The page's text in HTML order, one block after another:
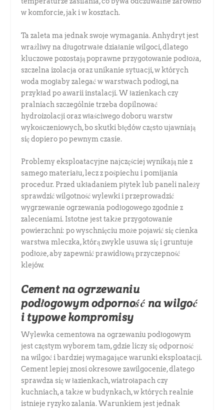
w komforcie, jak i w kosztach.
Ta zaleta ma jednak swoje wymagania. Anhydryt jest
wrażliwy na długotrwałe działanie wilgoci, dlatego
kluczowe pozostają poprawne przygotowanie podłoża,
szczelna izolacja oraz unikanie sytuacji, w których
woda mogłaby zalegać w warstwach podłogi, na
przykład po awarii instalacji. W łazienkach czy
pralniach szczególnie trzeba dopilnować
hydroizolacji oraz właściwego doboru warstw
wykończeniowych, bo skutki błędów często ujawniają
się dopiero po pewnym czasie.
Problemy eksploatacyjne najczęściej wynikają nie z
samego materiału, lecz z pośpiechu i pomijania
procedur. Przed układaniem płytek lub paneli należy
sprawdzić wilgotność wylewki i przeprowadzić
wygrzewanie ogrzewania podłogowego zgodnie z
zaleceniami. Istotne jest także przygotowanie
powierzchni: po wyschnięciu może pojawić się cienka
warstwa mleczka, którą zwykle usuwa się i gruntuje
podłoże, aby zapewnić prawidłową przyczepność
klejów.
Cement na ogrzewaniu
podłogowym odporność na wilgoć
i typowe kompromisy
Wylewka cementowa na ogrzewaniu podłogowym
jest częstym wyborem tam, gdzie liczy się odporność
na wilgoć i bardziej wymagające warunki eksploatacji.
Cement lepiej znosi okresowe zawilgocenie, dlatego
sprawdza się w łazienkach, wiatrołapach czy
kuchniach, a także w budynkach, w których realnie
istnieje ryzyko zalania. Warunkiem jest jednak